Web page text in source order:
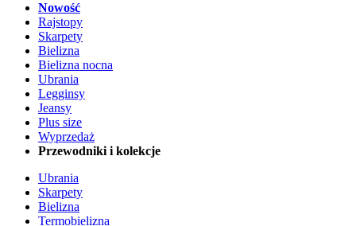
Nowość
Rajstopy
Skarpety
Bielizna
Bielizna nocna
Ubrania
Legginsy
Jeansy
Plus size
Wyprzedaż
Przewodniki i kolekcje
Ubrania
Skarpety
Bielizna
Termobielizna